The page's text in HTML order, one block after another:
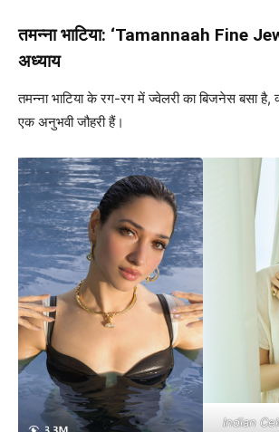
तमन्ना भाटिया: ‘Tamannaah Fine
अध्याय
तमन्ना भाटिया के रग-रग में ज्वेलरी का बिजनेस बसा है,
एक अनुभवी जौहरी हैं।
Indian